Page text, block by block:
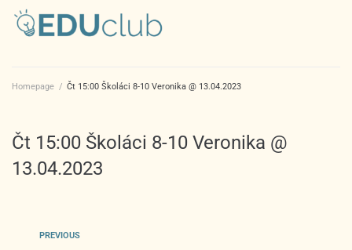
Homepage / Čt 15:00 Školáci 8-10 Veronika @ 13.04.2023
Čt 15:00 Školáci 8-10 Veronika @
13.04.2023
PREVIOUS